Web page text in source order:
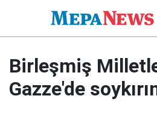
Birleşmiş
Gazze'de